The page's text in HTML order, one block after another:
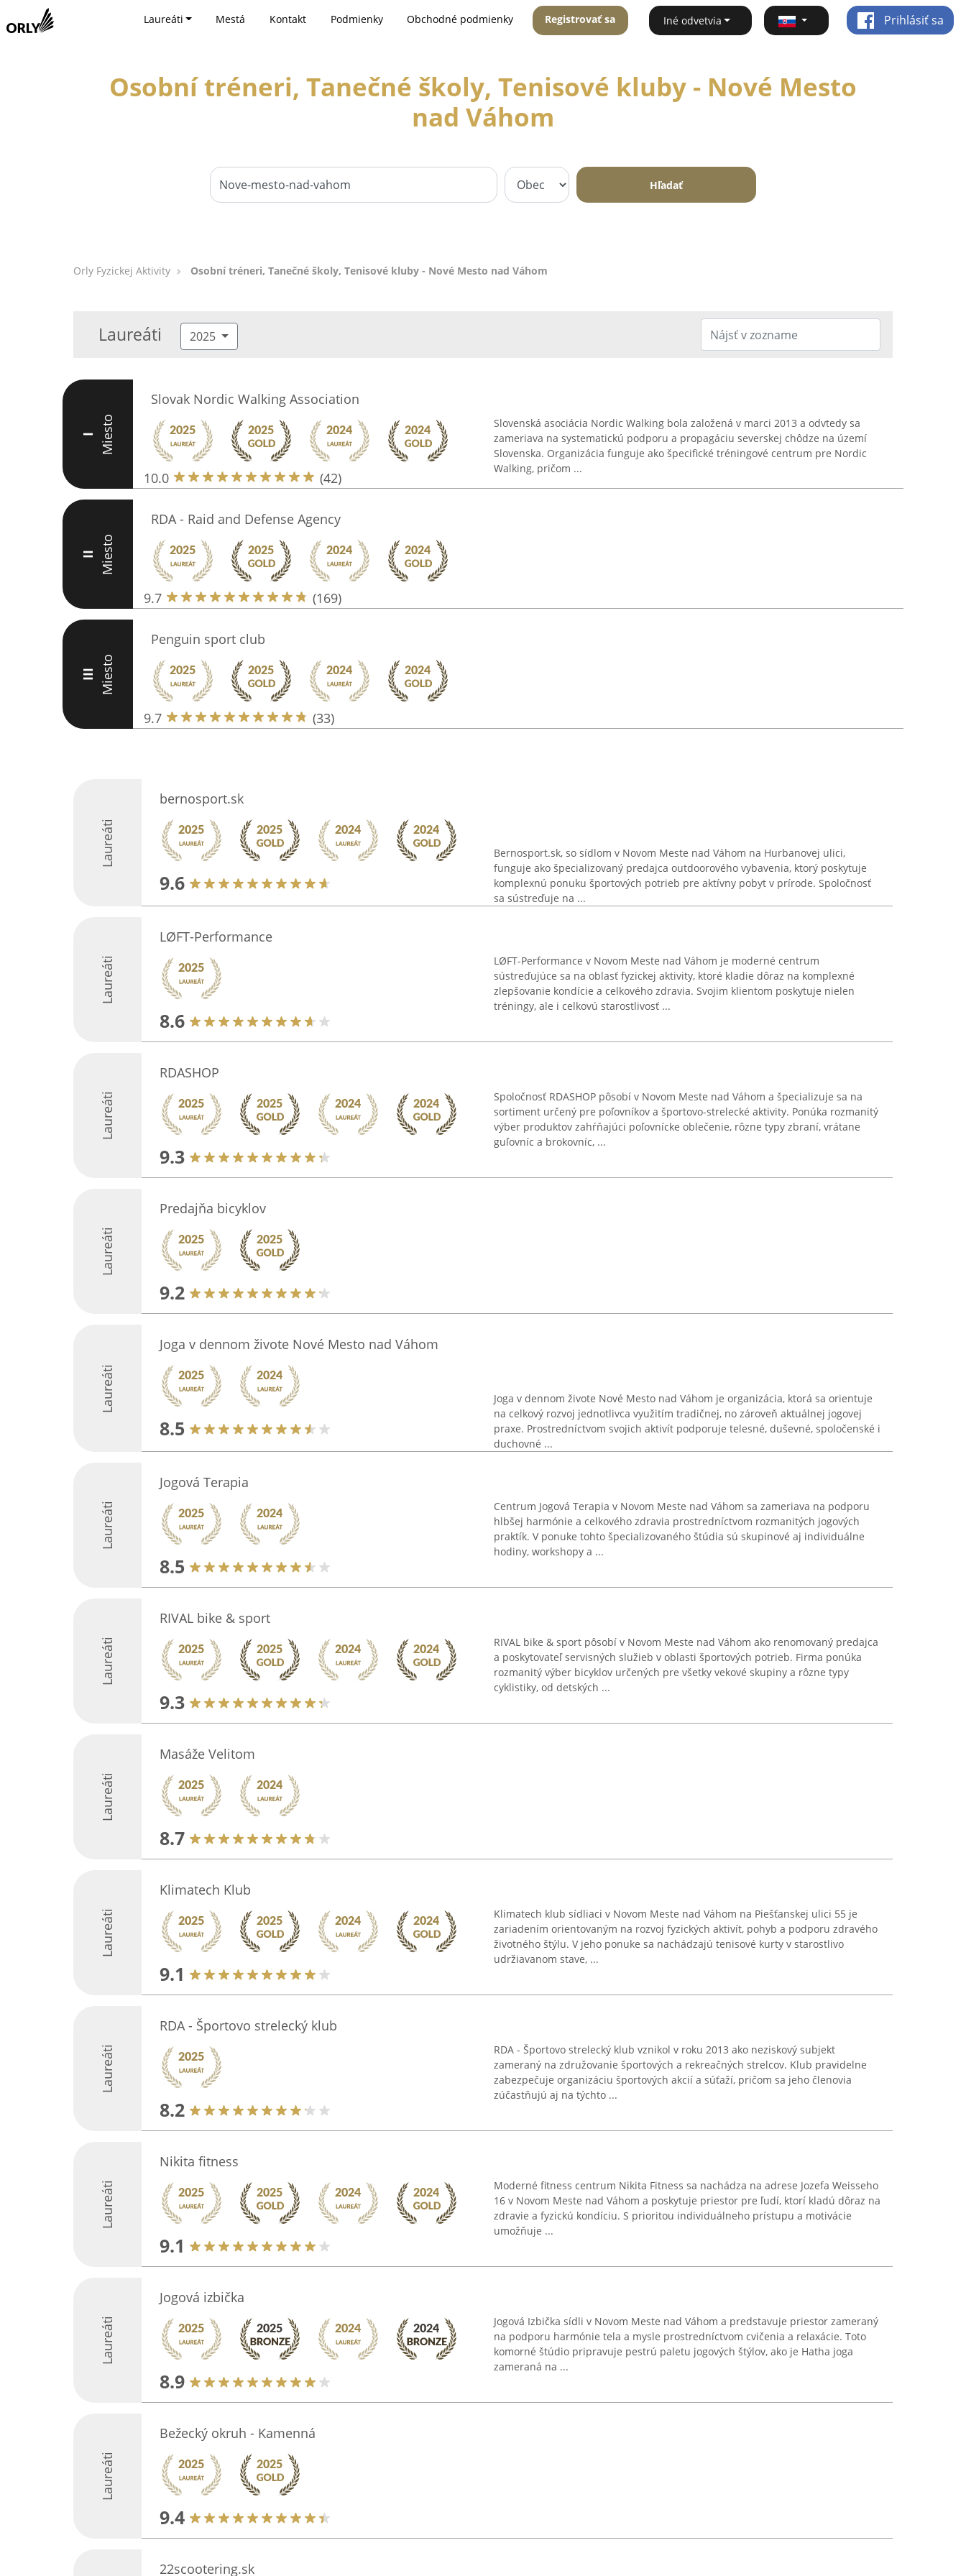
Laureáti Mestá Kontakt Podmienky Obchodné podmienky Registrovať sa Iné odvetvia Prihlásiť sa
Osobní tréneri, Tanečné školy, Tenisové kluby - Nové Mesto
nad Váhom
Hľadať
Orly Fyzickej Aktivity Osobní tréneri, Tanečné školy, Tenisové kluby - Nové Mesto nad Váhom
Laureáti 2025
I Miesto
Slovak Nordic Walking Association
10.0 (42)
Slovenská asociácia Nordic Walking bola založená v marci 2013 a odvtedy sa
zameriava na systematickú podporu a propagáciu severskej chôdze na území
Slovenska. Organizácia funguje ako špecifické tréningové centrum pre Nordic
Walking, pričom ...
II Miesto
RDA - Raid and Defense Agency
9.7 (169)
III Miesto
Penguin sport club
9.7 (33)
Laureáti
bernosport.sk
9.6
Bernosport.sk, so sídlom v Novom Meste nad Váhom na Hurbanovej ulici,
funguje ako špecializovaný predajca outdoorového vybavenia, ktorý poskytuje
komplexnú ponuku športových potrieb pre aktívny pobyt v prírode. Spoločnosť
sa sústreďuje na ...
Laureáti
LØFT-Performance
8.6
LØFT-Performance v Novom Meste nad Váhom je moderné centrum
sústreďujúce sa na oblasť fyzickej aktivity, ktoré kladie dôraz na komplexné
zlepšovanie kondície a celkového zdravia. Svojim klientom poskytuje nielen
tréningy, ale i celkovú starostlivosť ...
Laureáti
RDASHOP
9.3
Spoločnosť RDASHOP pôsobí v Novom Meste nad Váhom a špecializuje sa na
sortiment určený pre poľovníkov a športovo-strelecké aktivity. Ponúka rozmanitý
výber produktov zahŕňajúci poľovnícke oblečenie, rôzne typy zbraní, vrátane
guľovníc a brokovníc, ...
Laureáti
Predajňa bicyklov
9.2
Laureáti
Joga v dennom živote Nové Mesto nad Váhom
8.5
Joga v dennom živote Nové Mesto nad Váhom je organizácia, ktorá sa orientuje
na celkový rozvoj jednotlivca využitím tradičnej, no zároveň aktuálnej jogovej
praxe. Prostredníctvom svojich aktivít podporuje telesné, duševné, spoločenské i
duchovné ...
Laureáti
Jogová Terapia
8.5
Centrum Jogová Terapia v Novom Meste nad Váhom sa zameriava na podporu
hlbšej harmónie a celkového zdravia prostredníctvom rozmanitých jogových
praktík. V ponuke tohto špecializovaného štúdia sú skupinové aj individuálne
hodiny, workshopy a ...
Laureáti
RIVAL bike & sport
9.3
RIVAL bike & sport pôsobí v Novom Meste nad Váhom ako renomovaný predajca
a poskytovateľ servisných služieb v oblasti športových potrieb. Firma ponúka
rozmanitý výber bicyklov určených pre všetky vekové skupiny a rôzne typy
cyklistiky, od detských ...
Laureáti
Masáže Velitom
8.7
Laureáti
Klimatech Klub
9.1
Klimatech klub sídliaci v Novom Meste nad Váhom na Piešťanskej ulici 55 je
zariadením orientovaným na rozvoj fyzických aktivít, pohyb a podporu zdravého
životného štýlu. V jeho ponuke sa nachádzajú tenisové kurty v starostlivo
udržiavanom stave, ...
Laureáti
RDA - Športovo strelecký klub
8.2
RDA - Športovo strelecký klub vznikol v roku 2013 ako neziskový subjekt
zameraný na združovanie športových a rekreačných strelcov. Klub pravidelne
zabezpečuje organizáciu športových akcií a súťaží, pričom sa jeho členovia
zúčastňujú aj na týchto ...
Laureáti
Nikita fitness
9.1
Moderné fitness centrum Nikita Fitness sa nachádza na adrese Jozefa Weisseho
16 v Novom Meste nad Váhom a poskytuje priestor pre ľudí, ktorí kladú dôraz na
zdravie a fyzickú kondíciu. S prioritou individuálneho prístupu a motivácie
umožňuje ...
Laureáti
Jogová izbička
8.9
Jogová Izbička sídli v Novom Meste nad Váhom a predstavuje priestor zameraný
na podporu harmónie tela a mysle prostredníctvom cvičenia a relaxácie. Toto
komorné štúdio pripravuje pestrú paletu jogových štýlov, ako je Hatha joga
zameraná na ...
Laureáti
Bežecký okruh - Kamenná
9.4
22scootering.sk